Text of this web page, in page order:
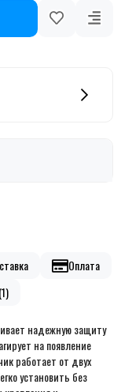
Оплата
надежную защиту
на появление
работает от двух
установить без